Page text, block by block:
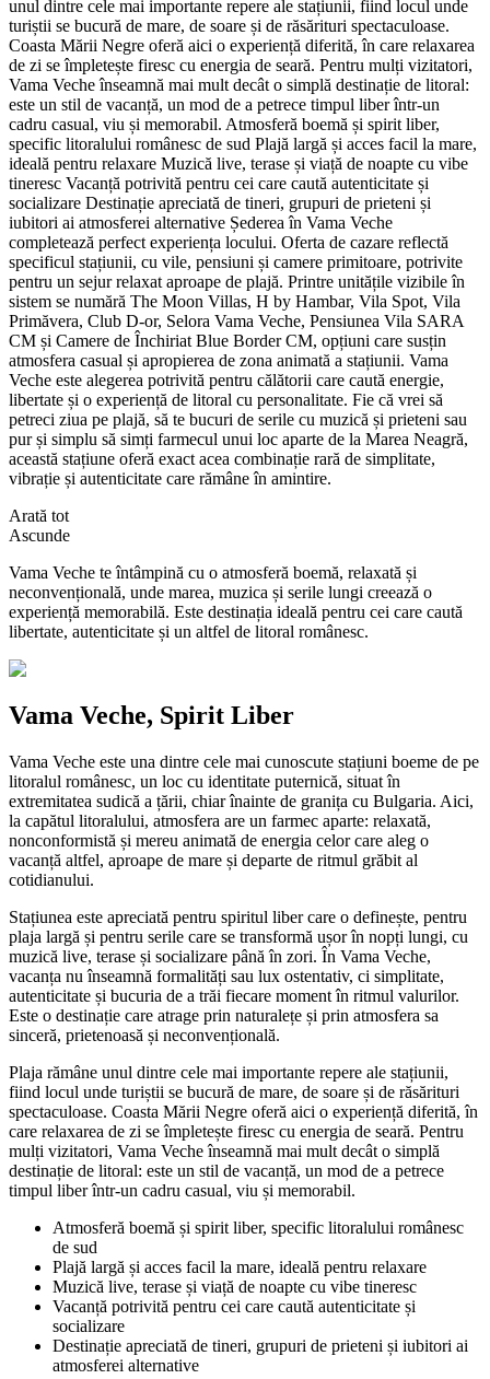
unul dintre cele mai importante repere ale stațiunii, fiind locul unde
turiștii se bucură de mare, de soare și de răsărituri spectaculoase.
Coasta Mării Negre oferă aici o experiență diferită, în care relaxarea
de zi se împletește firesc cu energia de seară. Pentru mulți vizitatori,
Vama Veche înseamnă mai mult decât o simplă destinație de litoral:
este un stil de vacanță, un mod de a petrece timpul liber într-un
cadru casual, viu și memorabil. Atmosferă boemă și spirit liber,
specific litoralului românesc de sud Plajă largă și acces facil la mare,
ideală pentru relaxare Muzică live, terase și viață de noapte cu vibe
tineresc Vacanță potrivită pentru cei care caută autenticitate și
socializare Destinație apreciată de tineri, grupuri de prieteni și
iubitori ai atmosferei alternative Șederea în Vama Veche
completează perfect experiența locului. Oferta de cazare reflectă
specificul stațiunii, cu vile, pensiuni și camere primitoare, potrivite
pentru un sejur relaxat aproape de plajă. Printre unitățile vizibile în
sistem se numără The Moon Villas, H by Hambar, Vila Spot, Vila
Primăvera, Club D-or, Selora Vama Veche, Pensiunea Vila SARA
CM și Camere de Închiriat Blue Border CM, opțiuni care susțin
atmosfera casual și apropierea de zona animată a stațiunii. Vama
Veche este alegerea potrivită pentru călătorii care caută energie,
libertate și o experiență de litoral cu personalitate. Fie că vrei să
petreci ziua pe plajă, să te bucuri de serile cu muzică și prieteni sau
pur și simplu să simți farmecul unui loc aparte de la Marea Neagră,
această stațiune oferă exact acea combinație rară de simplitate,
vibrație și autenticitate care rămâne în amintire.
Arată tot
Ascunde
Vama Veche te întâmpină cu o atmosferă boemă, relaxată și
neconvențională, unde marea, muzica și serile lungi creează o
experiență memorabilă. Este destinația ideală pentru cei care caută
libertate, autenticitate și un altfel de litoral românesc.
Vama Veche, Spirit Liber
Vama Veche este una dintre cele mai cunoscute stațiuni boeme de pe
litoralul românesc, un loc cu identitate puternică, situat în
extremitatea sudică a țării, chiar înainte de granița cu Bulgaria. Aici,
la capătul litoralului, atmosfera are un farmec aparte: relaxată,
nonconformistă și mereu animată de energia celor care aleg o
vacanță altfel, aproape de mare și departe de ritmul grăbit al
cotidianului.
Stațiunea este apreciată pentru spiritul liber care o definește, pentru
plaja largă și pentru serile care se transformă ușor în nopți lungi, cu
muzică live, terase și socializare până în zori. În Vama Veche,
vacanța nu înseamnă formalități sau lux ostentativ, ci simplitate,
autenticitate și bucuria de a trăi fiecare moment în ritmul valurilor.
Este o destinație care atrage prin naturalețe și prin atmosfera sa
sinceră, prietenoasă și neconvențională.
Plaja rămâne unul dintre cele mai importante repere ale stațiunii,
fiind locul unde turiștii se bucură de mare, de soare și de răsărituri
spectaculoase. Coasta Mării Negre oferă aici o experiență diferită, în
care relaxarea de zi se împletește firesc cu energia de seară. Pentru
mulți vizitatori, Vama Veche înseamnă mai mult decât o simplă
destinație de litoral: este un stil de vacanță, un mod de a petrece
timpul liber într-un cadru casual, viu și memorabil.
Atmosferă boemă și spirit liber, specific litoralului românesc
de sud
Plajă largă și acces facil la mare, ideală pentru relaxare
Muzică live, terase și viață de noapte cu vibe tineresc
Vacanță potrivită pentru cei care caută autenticitate și
socializare
Destinație apreciată de tineri, grupuri de prieteni și iubitori ai
atmosferei alternative